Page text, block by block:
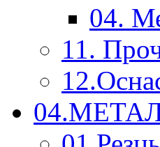
04.
11.